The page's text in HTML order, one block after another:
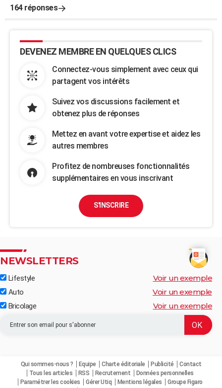
164 réponses
DEVENEZ MEMBRE EN QUELQUES CLICS
Connectez-vous simplement avec ceux qui
partagent vos intérêts
Suivez vos discussions facilement et
obtenez plus de réponses
Mettez en avant votre expertise et aidez les
autres membres
Profitez de nombreuses fonctionnalités
supplémentaires en vous inscrivant
S'INSCRIRE
NEWSLETTERS
Lifestyle Voir un exemple
Auto Voir un exemple
Bricolage Voir un exemple
Qui sommes-nous ? Equipe Charte éditoriale Publicité
Contact
Tous les articles
RSS Recrutement
Données personnelles
Paramétrer les cookies
Gérer Utiq Mentions légales
Groupe Figaro